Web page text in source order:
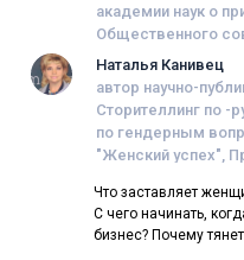
академии наук о
Общественного
города Москвы,
высшего
экономики»,
Наталья Канивец
автор научно-
Сторителлинг по -
по гендерным
"Женский успех",
Деловые
Что заставляет
С чего начинать,
бизнес? Почему